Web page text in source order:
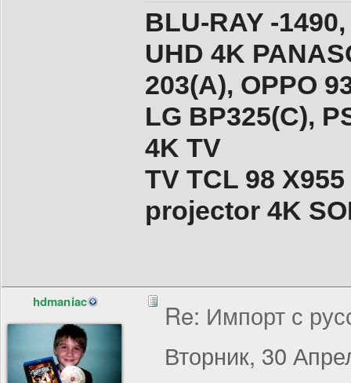
BLU-RAY -
UHD 4K
203(A), ОPPO
LG BP325(C),
4K TV
TV TCL 98 X955
projector 4K
hdmaniac
Re: Импорт с
Вторник, 30